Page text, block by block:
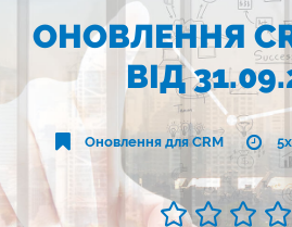
ОНОВЛЕННЯ
ВІД
Оновлення для CRM